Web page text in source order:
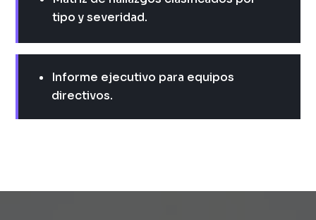
tipo y severidad.
Informe ejecutivo para equipos
directivos.